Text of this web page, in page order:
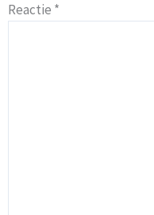
Reactie *